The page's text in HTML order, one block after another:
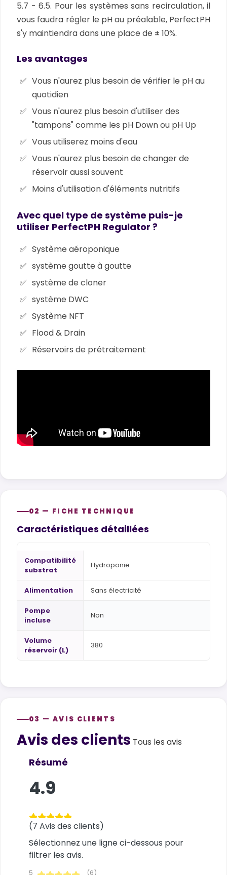
5.7 - 6.5. Pour les systèmes sans recirculation, il
vous faudra régler le pH au préalable, PerfectPH
s'y maintiendra dans une place de ± 10%.
Les avantages
Vous n'aurez plus besoin de vérifier le pH au
quotidien
Vous n'aurez plus besoin d'utiliser des
"tampons" comme les pH Down ou pH Up
Vous utiliserez moins d'eau
Vous n'aurez plus besoin de changer de
réservoir aussi souvent
Moins d'utilisation d'éléments nutritifs
Avec quel type de système puis-je
utiliser PerfectPH Regulator ?
Système aéroponique
système goutte à goutte
système de cloner
système DWC
Système NFT
Flood & Drain
Réservoirs de prétraitement
02 — FICHE TECHNIQUE
Caractéristiques détaillées
Compatibilité
substrat
Hydroponie
Alimentation Sans électricité
Pompe
incluse
Non
Volume
réservoir (L)
380
03 — AVIS CLIENTS
Customer reviews
Avis des clients Tous les avis
Résumé
4.9
(7 Avis des clients)
Sélectionnez une ligne ci-dessous pour
filtrer les avis.
5
(6)